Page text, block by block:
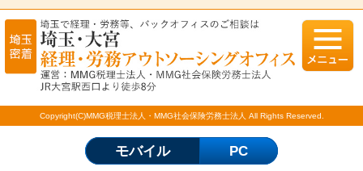
Copyright(C)MMG税理士法人・MMG社会保険労務士法人 All Rights Reserved.
モバイル PC